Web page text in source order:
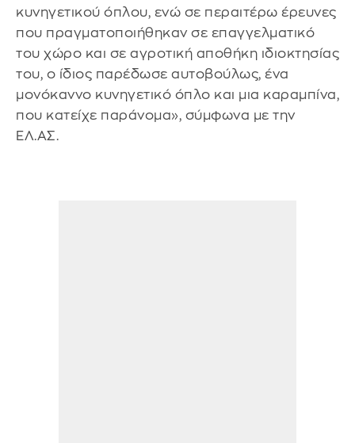
κυνηγετικού όπλου, ενώ σε περαιτέρω έρευνες
που πραγματοποιήθηκαν σε επαγγελματικό
του χώρο και σε αγροτική αποθήκη ιδιοκτησίας
του, ο ίδιος παρέδωσε αυτοβούλως, ένα
μονόκαννο κυνηγετικό όπλο και μια καραμπίνα,
που κατείχε παράνομα», σύμφωνα με την
ΕΛ.ΑΣ.